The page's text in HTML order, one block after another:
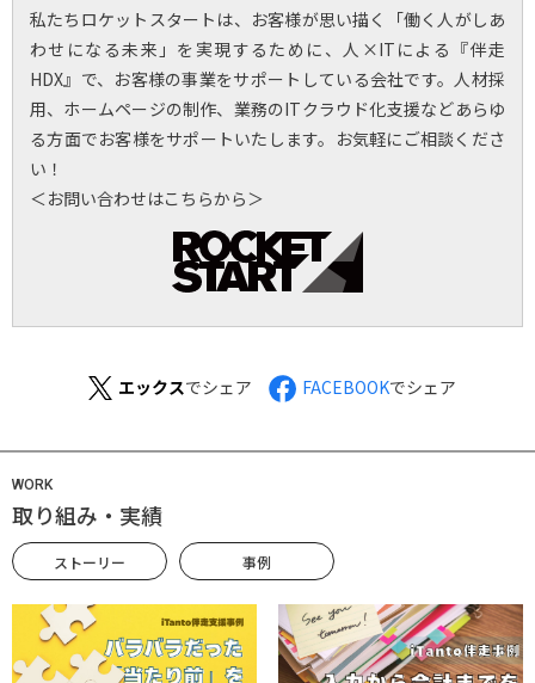
私たちロケットスタートは、お客様が思い描く「働く人がしあ
わせになる未来」を実現するために、人×ITによる『伴走
HDX』で、お客様の事業をサポートしている会社です。人材採
用、ホームページの制作、業務のITクラウド化支援などあらゆ
る方面でお客様をサポートいたします。お気軽にご相談くださ
い！
＜お問い合わせはこちらから＞
エックスでシェア FACEBOOKでシェア
WORK
取り組み・実績
ストーリー 事例